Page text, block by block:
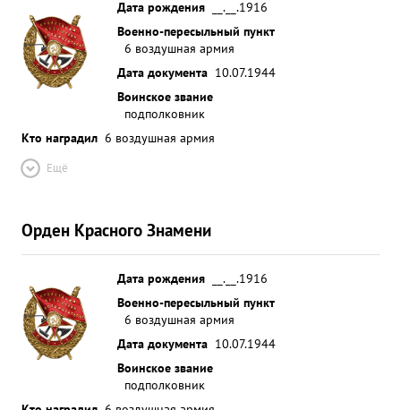
Дата рождения
__.__.1916
Военно-пересыльный пункт
6 воздушная армия
Дата документа 10.07.1944
Воинское звание
подполковник
Кто наградил 6 воздушная армия
Ещё
Орден Красного Знамени
Дата рождения
__.__.1916
Военно-пересыльный пункт
6 воздушная армия
Дата документа 10.07.1944
Воинское звание
подполковник